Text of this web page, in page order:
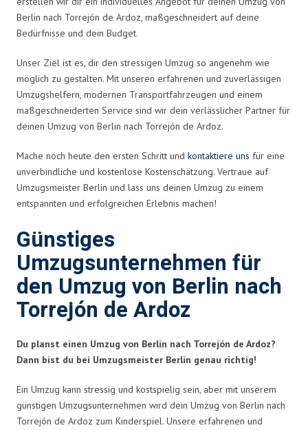
Berlin nach Torrejón de Ardoz, maßgeschneidert auf deine
Bedürfnisse und dein Budget.
Unser Ziel ist es, dir den stressigen Umzug so angenehm wie
möglich zu gestalten. Mit unseren erfahrenen und zuverlässigen
Umzugshelfern, modernen Transportfahrzeugen und einem
maßgeschneiderten Service sind wir dein verlässlicher Partner für
deinen Umzug von Berlin nach Torrejón de Ardoz.
Mache noch heute den ersten Schritt und kontaktiere uns für eine
unverbindliche und kostenlose Kostenschätzung. Vertraue auf
Umzugsmeister Berlin und lass uns deinen Umzug zu einem
entspannten und erfolgreichen Erlebnis machen!
Günstiges
Umzugsunternehmen für
den Umzug von Berlin nach
Torrejón de Ardoz
Du planst einen Umzug von Berlin nach Torrejón de Ardoz?
Dann bist du bei Umzugsmeister Berlin genau richtig!
Ein Umzug kann stressig und kostspielig sein, aber mit unserem
günstigen Umzugsunternehmen wird dein Umzug von Berlin nach
Torrejón de Ardoz zum Kinderspiel. Unsere erfahrenen und